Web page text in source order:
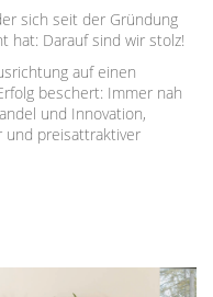
sich seit der Gründung
hat: Darauf sind wir stolz!
auf einen
beschert: Immer nah
und Innovation,
und preisattraktiver